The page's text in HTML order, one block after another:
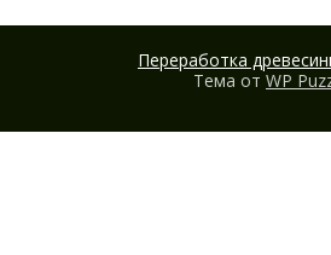
Переработка
Тема от WP